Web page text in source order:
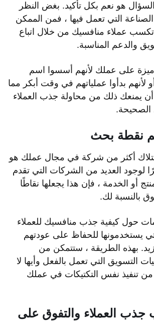
هو نعم بكل تأكيد. بغض النظر
التي تعمل فيها ، فمن الممكن
عملاء منافسيك من خلال اتباع
والدعم المناسبة.
ميزة على عملك لأنهم أسسوا اسم
لأنهم بدأوا عملياتهم في وقت أبكر مما
أن يمنعك ذلك من محاولة جذب العملاء
الصحيحة.
نقطة بحث
أكثر من شركة في مجال عملك هو
لوجود العديد من الشركات التي تقدم
أو الخدمة ، فإن هذا يجعلها نقاطًا
بالنسبة لك.
حول كيفية جذب منافسيك للعملاء
يستخدمونها للحفاظ على عودتهم
بهذه الطريقة ، ستتمكن من
التسويق التي تعمل بالفعل وأيها لا
تنفيذ نفس التكتيكات في عملك
جذب العملاء والتفوق على